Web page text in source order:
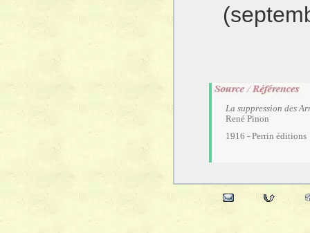
La suppression des
René Pinon
1916 - Perrin éditions